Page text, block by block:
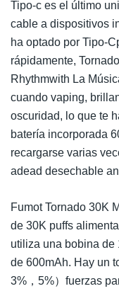
Tipo-c es el último
cable a dispositivos
ha optado por Tipo-
rápidamente,
Rhythmwith La
cuando vaping,
oscuridad, lo que te
batería incorporada
recargarse varias
adead desechable
Fumot Tornado 30K
de 30K puffs
utiliza una bobina de
de 600mAh. Hay un
3%，5%）fuerzas